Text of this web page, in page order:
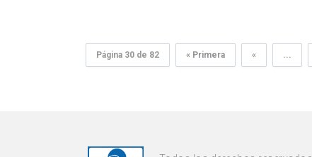
Página 30 de 82 « Primera « ...